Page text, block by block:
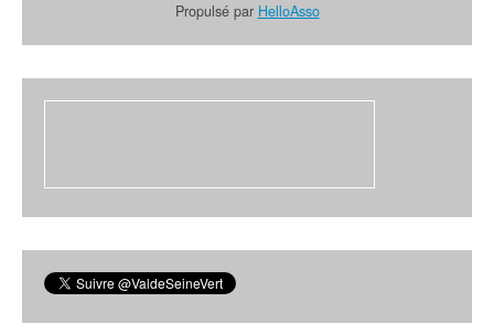
Propulsé par HelloAsso